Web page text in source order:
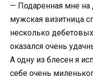
— Подаренная мне
мужская визитница
несколько
оказался очень
А одну из блесен я
себе очень